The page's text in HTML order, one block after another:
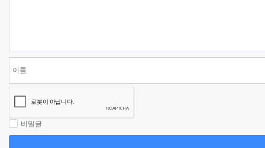
비밀글